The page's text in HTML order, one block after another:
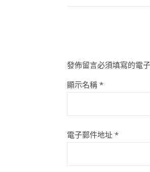
發佈留言必須填寫的電
顯示名稱 *
電子郵件地址 *